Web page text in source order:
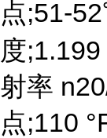
点;51-
度
射率
点;110